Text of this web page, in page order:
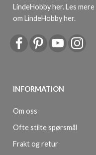
LindeHobby her.Les mere
om LindeHobby her.
INFORMATION
Om oss
Ofte stilte spørsmål
Frakt og retur